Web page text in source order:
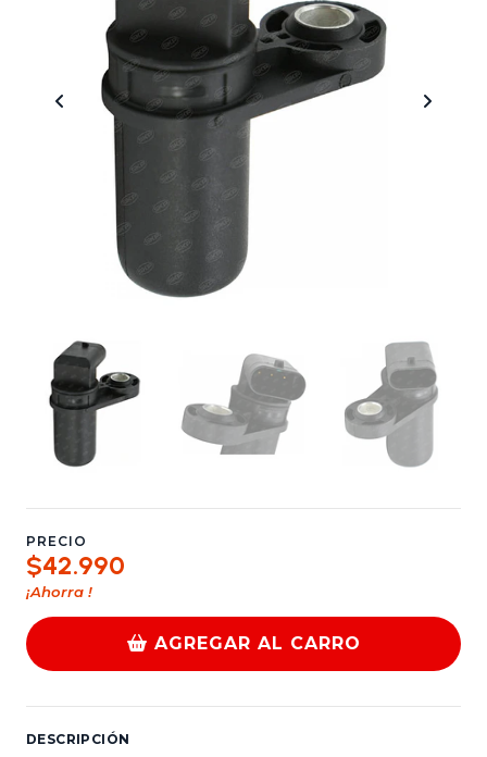
PRECIO
$42.990
¡Ahorra !
AGREGAR AL CARRO
DESCRIPCIÓN